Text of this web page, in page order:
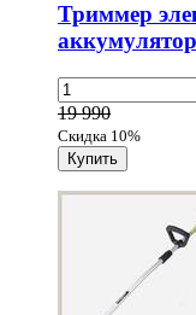
Триммер
19 990
Скидка 10%